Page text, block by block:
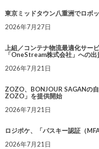
東京ミッドタウン八重洲でロボ
2026年7月27日
上組／コンテナ物流最適化サー
「OneStream株式会社」への
2026年7月21日
ZOZO、BONJOUR SAGANの
ZOZO」を提供開始
2026年7月21日
ロジポケ、「パスキー認証（
2026年7月21日